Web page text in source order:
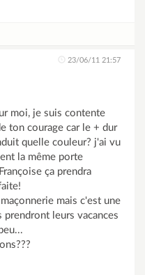
23/06/11 21:57
moi, je suis contente
ton courage car le + dur
quelle couleur? j'ai vu
la même porte
ça prendra
mais c'est une
leurs vacances